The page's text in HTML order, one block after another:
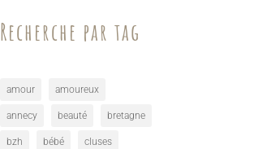
Recherche par tag
amour amoureux
annecy beauté bretagne
bzh bébé cluses